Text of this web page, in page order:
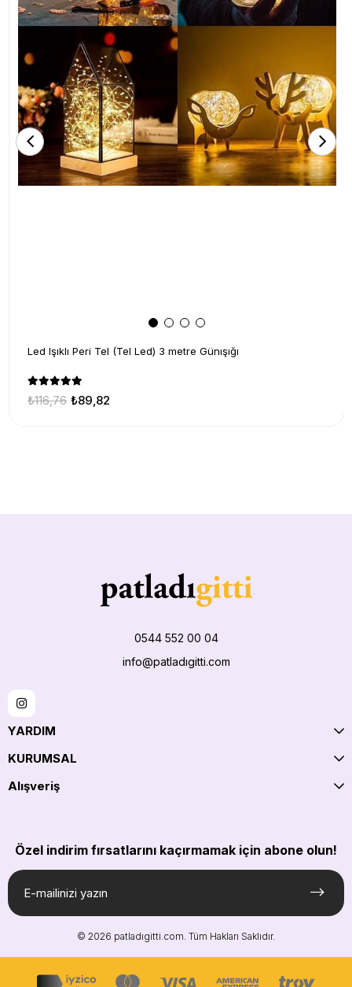
Led Işıklı Peri Tel (Tel Led) 3 metre Günışığı
₺89,82
₺116,76
0544 552 00 04
info@patladıgitti.com
YARDIM
KURUMSAL
Alışveriş
Özel indirim fırsatlarını kaçırmamak için abone olun!
© 2026 patladıgitti.com. Tüm Hakları Saklıdır.